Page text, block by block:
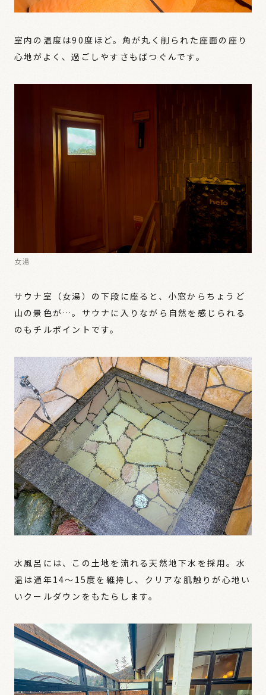
室内の温度は90度ほど。角が丸く削られた座面の座り
心地がよく、過ごしやすさもばつぐんです。
女湯
サウナ室（女湯）の下段に座ると、小窓からちょうど
山の景色が…。サウナに入りながら自然を感じられる
のもチルポイントです。
水風呂には、この土地を流れる天然地下水を採用。水
温は通年14〜15度を維持し、クリアな肌触りが心地い
いクールダウンをもたらします。